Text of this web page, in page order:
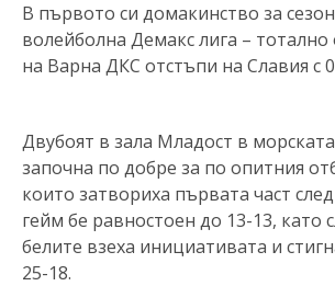
В първото си домакинство за
волейболна Демакс лига –
на Варна ДКС отстъпи на
Двубоят в зала Младост в
започна по добре за по опитния
които затвориха първата част
гейм бе равностоен до 13-13, като
белите взеха инициативата и
25-18.